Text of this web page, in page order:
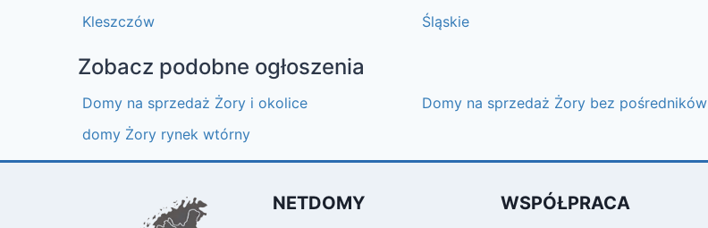
Kleszczów Śląskie
Zobacz podobne ogłoszenia
Domy na sprzedaż Żory i okolice Domy na sprzedaż Żory bez pośredników
domy Żory rynek wtórny
NETDOMY WSPÓŁPRACA